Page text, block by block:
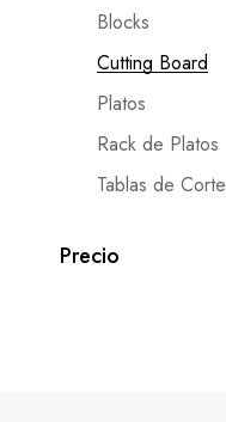
Blocks
Cutting Board
Platos
Rack de Platos
Tablas de Corte
Precio